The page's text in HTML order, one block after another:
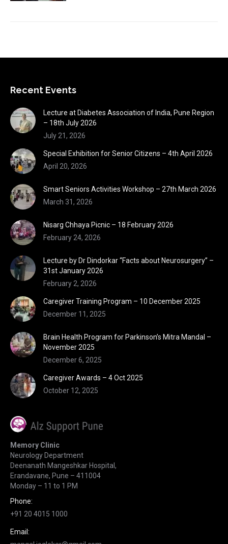
Recent Events
Lecture at Diabetes Association of India, Pune Region
– 18th July 2026
July 21, 2026
Special Exhibition for Senior Citizens – 4th April 2026
April 20, 2026
Smart Seniors Activities Workshop – 27th March 2026
March 31, 2026
Nisarg Chhaya Picnic – 18 February 2026
February 24, 2026
Lecture by Dr Dindorkar “Facts about Neurosurgery” –
31st January 2026
February 2, 2026
Caregiver Training Program – 10 December 2025
December 11, 2025
Brain Health Program for Parkinson’s Mitra Mandal –
November 2025
December 6, 2025
Caregiver Awards – 4 Oct 2025
October 12, 2025
Memory Clinic
Neurology Department
Deenanath Mangeshkar Hospital,
Erandavane, Pune – 411004
Monday – 11 to 1 PM
Phone:
+91 20 4015 1000
Email: